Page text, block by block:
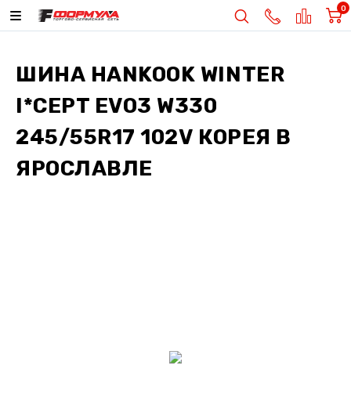
0
ШИНА HANKOOK WINTER
I*CEPT EVO3 W330
245/55R17 102V КОРЕЯ В
ЯРОСЛАВЛЕ